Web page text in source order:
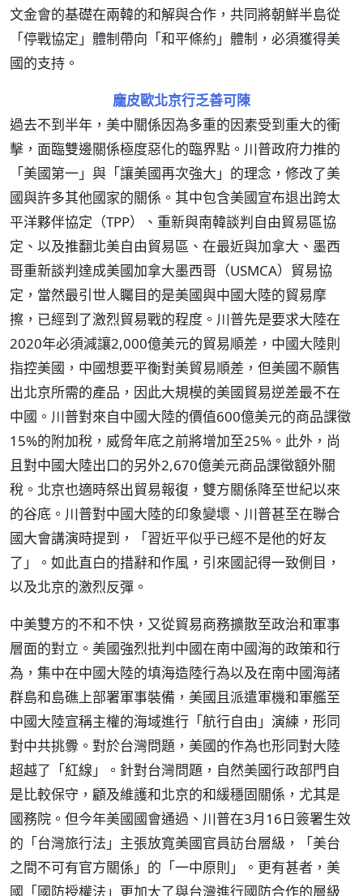
文金會的基礎在兩韓的和解與合作，共同將朝鮮半島從
「停戰協定」體制帶向「和平條約」體制，必須獲得美
國的支持。
龐皮歐北京行乏善可陳
過去不到半年，美中關係因為多重的因素受到重大的衝
擊，面臨雙邊關係極度惡化的臨界點。川普政府力推的
「美國第一」與「讓美國再次強大」的理念，修改了美
國與許多其他國家的關係。其中包含美國宣布退出跨太
平洋夥伴協定（TPP）、重新與南韓談判自由貿易區協
定、以及推翻北美自由貿易區、在最近與加拿大、墨西
哥重新談判達成美國加拿大墨西哥（USMCA）貿易協
定，當然最引世人矚目的是美國與中國大陸的貿易摩
擦，已經到了激烈貿易戰的程度。川普先是要求大陸在
2020年必須減讓2,000億美元的貿易順差，中國大陸則
指控美國，中國想要平衡對美貿易順差，但美國不願售
出北京所需的產品，因此大規模的美國貿易逆差最不在
中國。川普對來自中國大陸的價值600億美元的商品課徵
15%的附加稅，威脅年底之前將增加至25%。此外，尚
且對中國大陸出口的另外2,670億美元商品課徵額外關
稅。北京也適時祭出貿易報復，雙方關係降至世紀以來
的谷底。川普對中國大陸的印象變壞、川普甚至在聯合
國大會講演時提到，「習近平似乎已經不是他的好友
了」。如此直白的措辭和作風，引來國記得一致側目，
以及北京的激烈反彈。
中美雙方的不和不快，又從貿易商務擴散至政治和軍事
層面的對立。美國強烈批判中國在南中國海的政策和行
為，集中在中國大陸的填海造陸行為以及在南中國海諸
群島和島礁上部署軍事裝備，美國且派遣軍機和軍艦至
中國大陸宣稱主權的海域進行「航行自由」演練，形同
對中共挑釁。對於台灣問題，美國的作為也形同對大陸
超越了「紅線」。針對台灣問題，自然美國行政部門自
是比較保守，顧及維護和北京的和緩穩固關係，尤其是
國務院。但今年美國國會通過、川普在3月16日簽署生效
的「台灣旅行法」主張放寬美國官員訪台層級，「美台
之間不可有官方關係」的「一中原則」。更有甚者，美
國「國防授權法」更加大了與台灣進行國防合作的層級